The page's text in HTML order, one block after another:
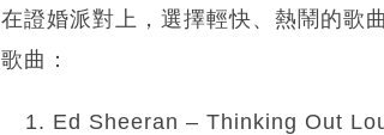
在證婚派對上，選擇輕快、熱鬧的歌
歌曲：
Ed Sheeran – Thinking Out